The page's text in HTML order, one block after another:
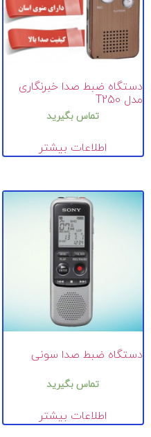
دستگاه ضبط صدا خبرنگاری
مدل T250
تماس بگیرید
اطلاعات بیشتر
دستگاه ضبط صدا سونی
تماس بگیرید
اطلاعات بیشتر